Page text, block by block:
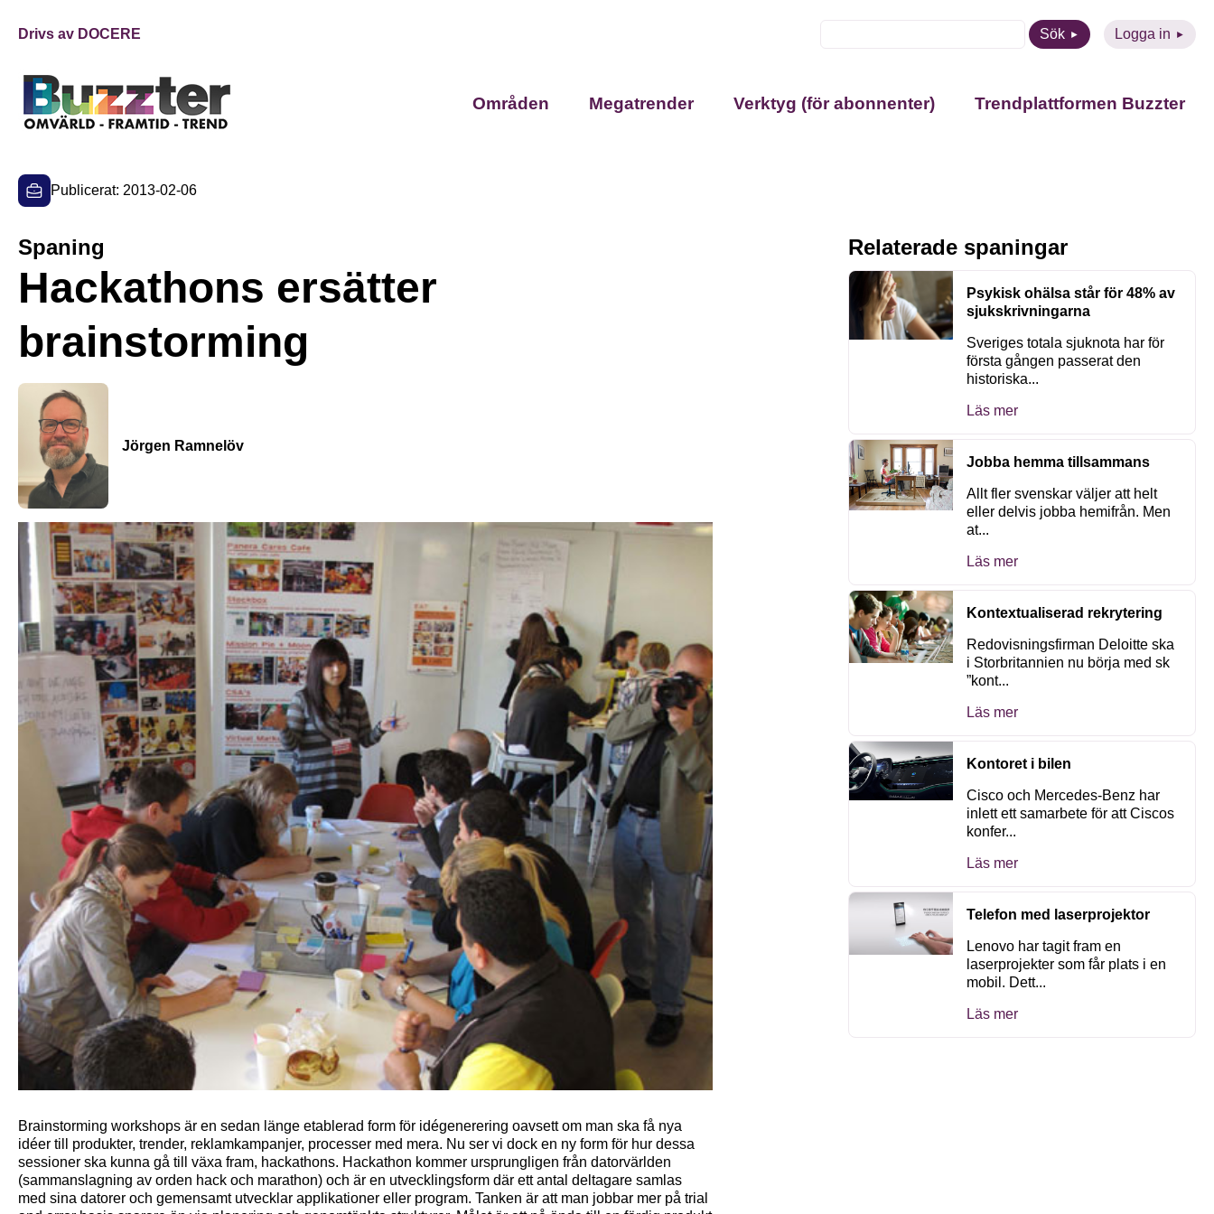
Drivs av DOCERE Sök Logga in
Områden Megatrender Verktyg (för abonnenter) Trendplattformen Buzzter
Publicerat: 2013-02-06
Spaning
Hackathons ersätter
brainstorming
Jörgen Ramnelöv
Brainstorming workshops är en sedan länge etablerad form för idégenerering oavsett om man ska få nya
idéer till produkter, trender, reklamkampanjer, processer med mera. Nu ser vi dock en ny form för hur dessa
sessioner ska kunna gå till växa fram, hackathons. Hackathon kommer ursprungligen från datorvärlden
(sammanslagning av orden hack och marathon) och är en utvecklingsform där ett antal deltagare samlas
med sina datorer och gemensamt utvecklar applikationer eller program. Tanken är att man jobbar mer på trial
Relaterade spaningar
Psykisk ohälsa står för 48% av
sjukskrivningarna
Sveriges totala sjuknota har för
första gången passerat den
historiska...
Läs mer
Jobba hemma tillsammans
Allt fler svenskar väljer att helt
eller delvis jobba hemifrån. Men
at...
Läs mer
Kontextualiserad rekrytering
Redovisningsfirman Deloitte ska
i Storbritannien nu börja med sk
”kont...
Läs mer
Kontoret i bilen
Cisco och Mercedes-Benz har
inlett ett samarbete för att Ciscos
konfer...
Läs mer
Telefon med laserprojektor
Lenovo har tagit fram en
laserprojekter som får plats i en
mobil. Dett...
Läs mer